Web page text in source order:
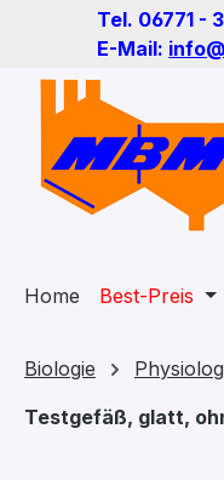
Hauptinhalt springen
Zur Suche springen
Zur
Tel. 06771 -
E-Mail:
Home Best-Preis
Biologie
Testgefäß, glatt,